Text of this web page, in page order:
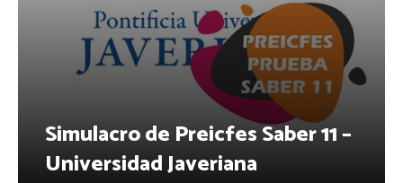
Simulacro de Preicfes Saber 11 –
Universidad Javeriana